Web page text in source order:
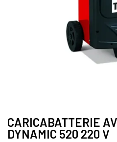
CARICABATTERIE
DYNAMIC 520 220 V